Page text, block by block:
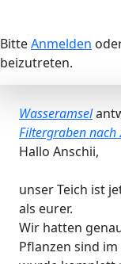
BitteAnmelden
beizutreten.
Wasseramsel
Filtergraben nach
Hallo Anschii,
unser Teich ist
als eurer.
Wir hatten
Pflanzen sind